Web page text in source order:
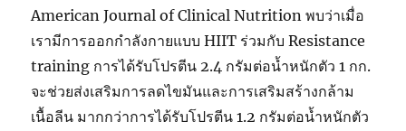
American Journal of Clinical Nutrition พบว่าเมื่อ
เรามีการออกกำลังกายแบบ HIIT ร่วมกับ Resistance
training การได้รับโปรตีน 2.4 กรัมต่อน้ำหนักตัว 1 กก.
จะช่วยส่งเสริมการลดไขมันและการเสริมสร้างกล้าม
เนื้อลีน มากกว่าการได้รับโปรตีน 1.2 กรัมต่อน้ำหนักตัว